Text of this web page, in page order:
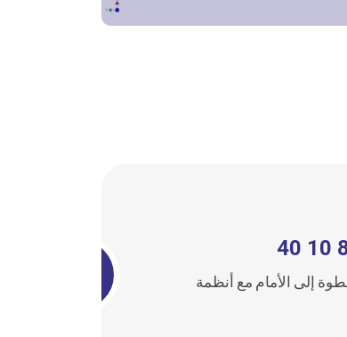
إلى الأمام مع أنظمة